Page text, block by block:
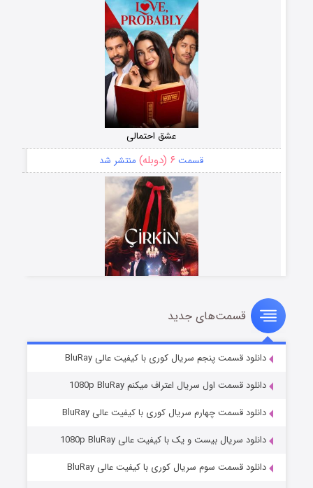
عشق احتمالی
قسمت ۶ (دوبله) منتشر شد
سریال زشت
قسمت۵ (زیرنویس) منتشر شد
قسمت‌های جدید
دانلود قسمت پنجم سریال کوری با کیفیت عالی BluRay
دانلود قسمت اول سریال اعتراف میکنم 1080p BluRay
دانلود قسمت چهارم سریال کوری با کیفیت عالی BluRay
دانلود سریال بیست و یک با کیفیت عالی 1080p BluRay
دانلود قسمت سوم سریال کوری با کیفیت عالی BluRay